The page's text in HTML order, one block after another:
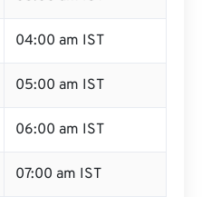
04:00 am IST
05:00 am IST
06:00 am IST
07:00 am IST